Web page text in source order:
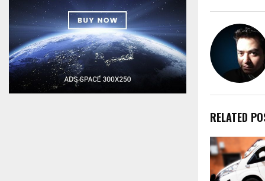
RELATED